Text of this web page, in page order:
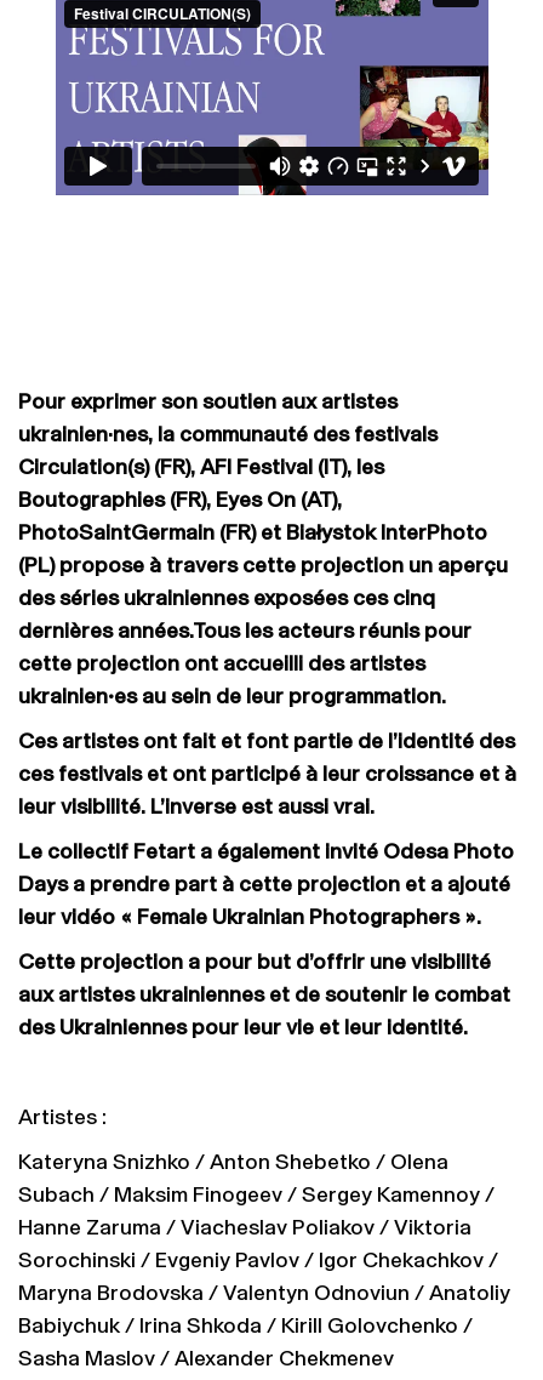
Pour exprimer son soutien aux artistes
ukrainien·nes, la communauté des festivals
Circulation(s) (FR), AFI Festival (IT), les
Boutographies (FR), Eyes On (AT),
PhotoSaintGermain (FR) et Białystok InterPhoto
(PL) propose à travers cette projection un aperçu
des séries ukrainiennes exposées ces cinq
dernières années.Tous les acteurs réunis pour
cette projection ont accueilli des artistes
ukrainien•es au sein de leur programmation.
Ces artistes ont fait et font partie de l’identité des
ces festivals et ont participé à leur croissance et à
leur visibilité. L’inverse est aussi vrai.
Le collectif Fetart a également invité Odesa Photo
Days a prendre part à cette projection et a ajouté
leur vidéo « Female Ukrainian Photographers ».
Cette projection a pour but d’offrir une visibilité
aux artistes ukrainiennes et de soutenir le combat
des Ukrainiennes pour leur vie et leur identité.
Artistes :
Kateryna Snizhko / Anton Shebetko / Olena
Subach / Maksim Finogeev / Sergey Kamennoy /
Hanne Zaruma / Viacheslav Poliakov / Viktoria
Sorochinski / Evgeniy Pavlov / Igor Chekachkov /
Maryna Brodovska / Valentyn Odnoviun / Anatoliy
Babiychuk / Irina Shkoda / Kirill Golovchenko /
Sasha Maslov / Alexander Chekmenev